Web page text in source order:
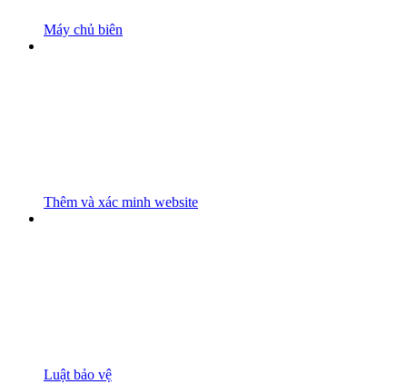
Máy chủ biên
Thêm và xác minh website
Luật bảo vệ